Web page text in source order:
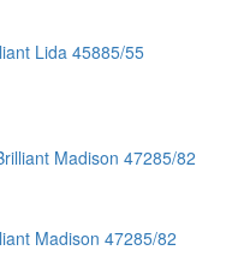
Lida 45885/55
Madison 47285/82